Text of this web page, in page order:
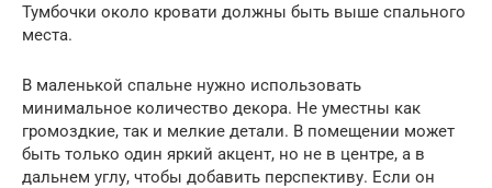
Тумбочки около кровати должны быть выше спального
места.
В маленькой спальне нужно использовать
минимальное количество декора. Не уместны как
громоздкие, так и мелкие детали. В помещении может
быть только один яркий акцент, но не в центре, а в
дальнем углу, чтобы добавить перспективу. Если он